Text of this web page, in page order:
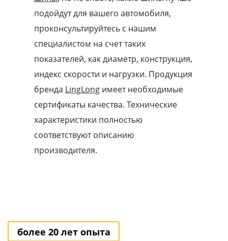
подойдут для вашего автомобиля,
проконсультируйтесь с нашим
специалистом на счет таких
показателей, как диаметр, конструкция,
индекс скорости и нагрузки. Продукция
бренда LingLong имеет необходимые
сертификаты качества. Технические
характеристики полностью
соответствуют описанию
производителя.
более 20 лет опыта